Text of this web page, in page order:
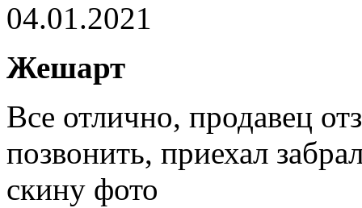
04.01.2021
Жешарт
Все отлично, продавец
позвонить, приехал
скину фото